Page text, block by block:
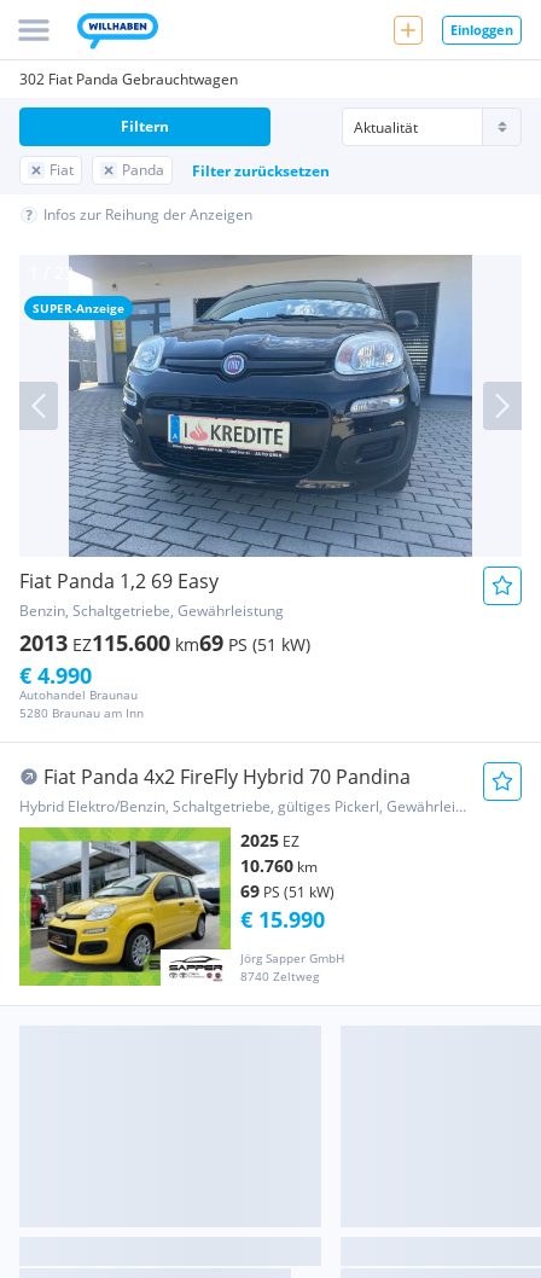
Einloggen
302 Fiat Panda Gebrauchtwagen
Fiat Panda Filter zurücksetzen
Filtern
Infos zur Reihung der Anzeigen
SUPER-Anzeige
Fiat Panda 1,2 69 Easy
Benzin, Schaltgetriebe, Gewährleistung
2013 EZ115.600 km69 PS (51 kW)
Autohandel Braunau
5280 Braunau am Inn
€ 4.990
Fiat Panda 4x2 FireFly Hybrid 70 Pandina
Hybrid Elektro/Benzin, Schaltgetriebe, gültiges Pickerl, Gewährleistung
2025 EZ
10.760 km
69 PS (51 kW)
Jörg Sapper GmbH
8740 Zeltweg
€ 15.990